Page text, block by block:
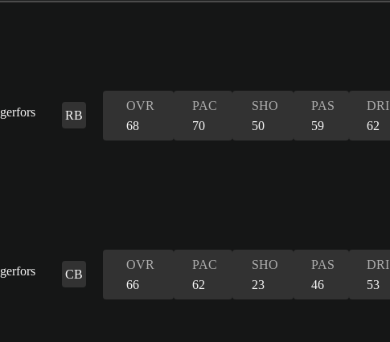
RB
OVR
68
PAC
70
SHO
50
PAS
59
DRI
62
CB
OVR
66
PAC
62
SHO
23
PAS
46
DRI
53